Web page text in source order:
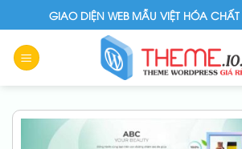
to
content
GIAO DIỆN WEB MẪU VIỆT HÓA